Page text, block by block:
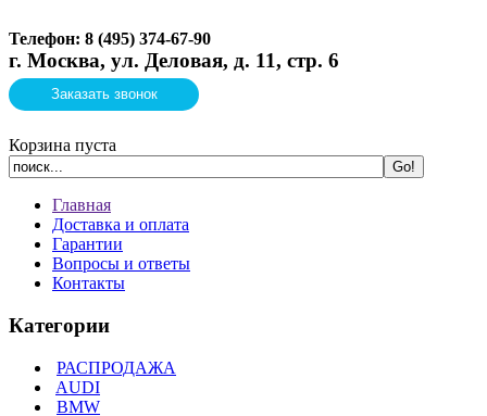
Телефон: 8 (495) 374-67-90
г. Москва, ул. Деловая, д. 11, стр. 6
Заказать звонок
Корзина пуста
Главная
Доставка и оплата
Гарантии
Вопросы и ответы
Контакты
Категории
РАСПРОДАЖА
AUDI
BMW